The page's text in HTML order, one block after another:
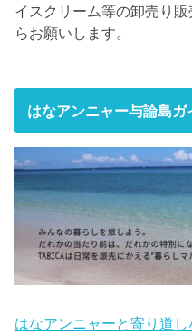
イスクリーム等の卸売り
らお願いします。
はなアンニャー与論島ガ
はなアンニャーと寄り道